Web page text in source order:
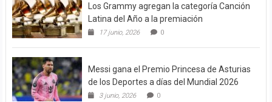
Los Grammy agregan la categoría Canción
Latina del Año a la premiación
17 junio, 2026 0
Messi gana el Premio Princesa de Asturias
de los Deportes a días del Mundial 2026
3 junio, 2026 0